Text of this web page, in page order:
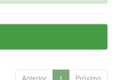
Anterior 1 Próximo